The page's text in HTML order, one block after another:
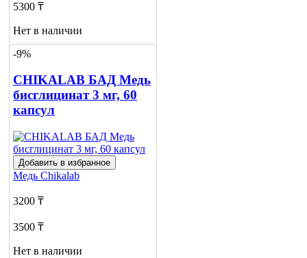
5300 ₸
Нет в наличии
Сообщить
1
-9%
CHIKALAB БАД Медь
бисглицинат 3 мг, 60
капсул
Добавить в избранное
Медь Chikalab
3200 ₸
3500 ₸
Нет в наличии